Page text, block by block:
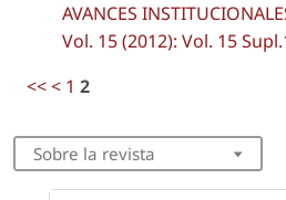
AVANCES
Vol. 15 (2012): Vol. 15
<<< 1 2
Sobre la revista